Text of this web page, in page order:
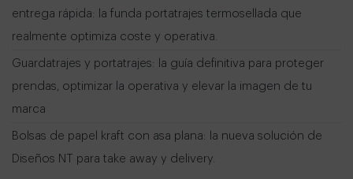
entrega rápida: la funda portatrajes termosellada que
realmente optimiza coste y operativa.
Guardatrajes y portatrajes: la guía definitiva para proteger
prendas, optimizar la operativa y elevar la imagen de tu
marca
Bolsas de papel kraft con asa plana: la nueva solución de
Diseños NT para take away y delivery.